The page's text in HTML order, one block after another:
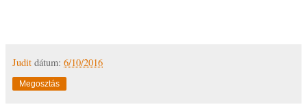
Judit dátum: 6/10/2016
Megosztás